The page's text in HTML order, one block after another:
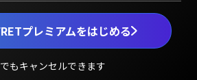
プレミアムをはじめる
もキャンセルできます